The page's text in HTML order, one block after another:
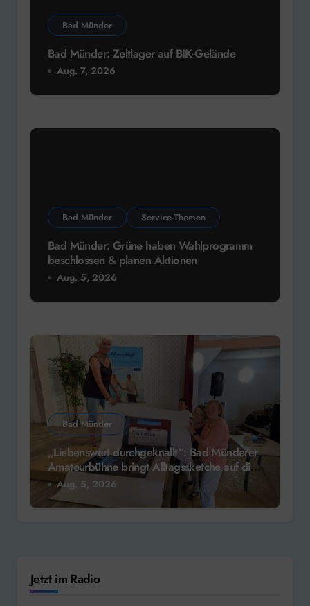
Bad Münder
Bad Münder: Zeltlager auf BIK-Gelände
Aug. 7, 2026
Bad Münder Service-Themen
Bad Münder: Grüne haben Wahlprogramm
beschlossen & planen Aktionen
Aug. 5, 2026
Bad Münder
„Liebenswert durchgeknallt“: Bad Münderer
Amateurbühne bringt Alltagssketche auf die
Bühne
Aug. 5, 2026
Jetzt im Radio